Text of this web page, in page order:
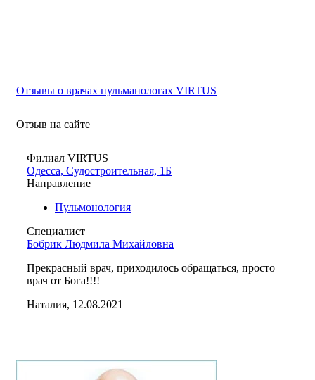
Отзывы о врачах пульманологах VIRTUS
Отзыв на сайте
Филиал VIRTUS
Одесса, Судостроительная, 1Б
Направление
Пульмонология
Специалист
Бобрик Людмила Михайловна
Прекрасный врач, приходилось обращаться, просто
врач от Бога!!!!
Наталия, 12.08.2021